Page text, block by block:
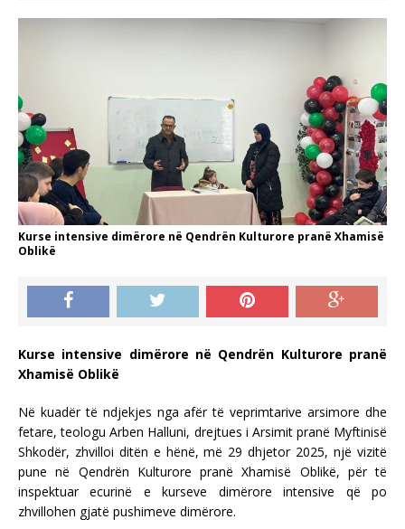
Kurse intensive dimërore në Qendrën Kulturore pranë Xhamisë
Oblikë
Kurse intensive dimërore në Qendrën Kulturore pranë
Xhamisë Oblikë
Në kuadër të ndjekjes nga afër të veprimtarive arsimore dhe
fetare, teologu Arben Halluni, drejtues i Arsimit pranë Myftinisë
Shkodër, zhvilloi ditën e hënë, më 29 dhjetor 2025, një vizitë
pune në Qendrën Kulturore pranë Xhamisë Oblikë, për të
inspektuar ecurinë e kurseve dimërore intensive që po
zhvillohen gjatë pushimeve dimërore.